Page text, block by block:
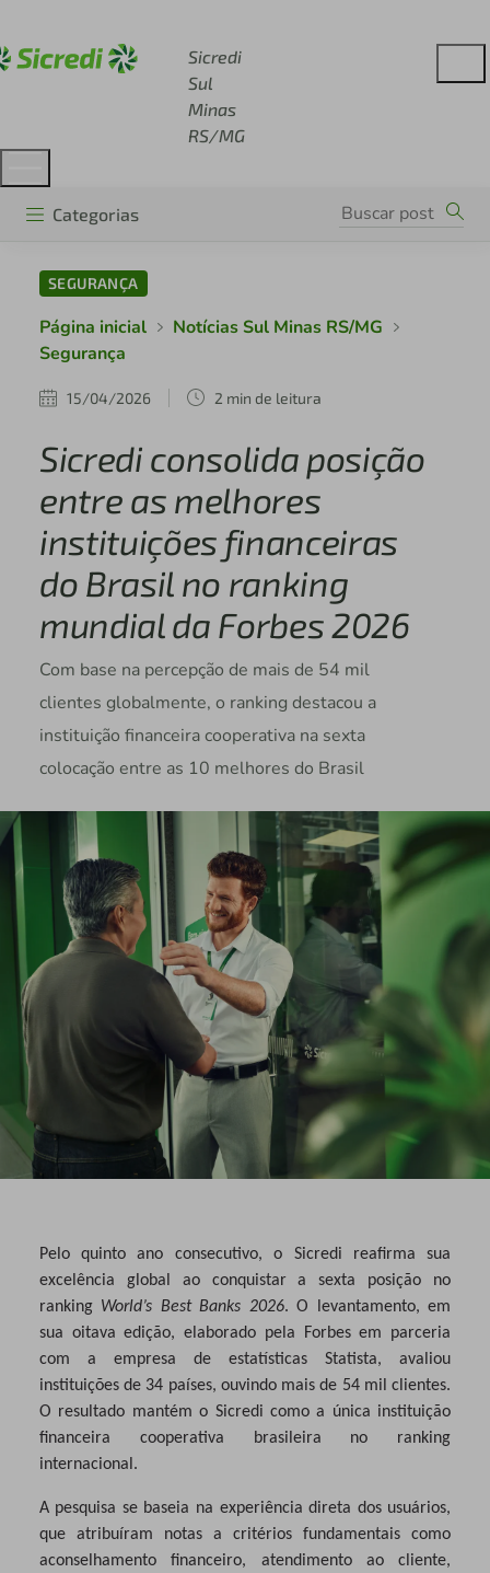
Sicredi
Sul
Minas
RS/MG
Categorias
SEGURANÇA
Página inicial
Notícias Sul Minas RS/MG
Segurança
15/04/2026 2 min de leitura
Sicredi consolida posição
entre as melhores
instituições financeiras
do Brasil no ranking
mundial da Forbes 2026
Com base na percepção de mais de 54 mil
clientes globalmente, o ranking destacou a
instituição financeira cooperativa na sexta
colocação entre as 10 melhores do Brasil
Pelo quinto ano consecutivo, o Sicredi reafirma sua
excelência global ao conquistar a sexta posição no
ranking World’s Best Banks 2026. O levantamento, em
sua oitava edição, elaborado pela Forbes em parceria
com a empresa de estatísticas Statista, avaliou
instituições de 34 países, ouvindo mais de 54 mil clientes.
O resultado mantém o Sicredi como a única instituição
financeira cooperativa brasileira no ranking
internacional.
A pesquisa se baseia na experiência direta dos usuários,
que atribuíram notas a critérios fundamentais como
aconselhamento financeiro, atendimento ao cliente,